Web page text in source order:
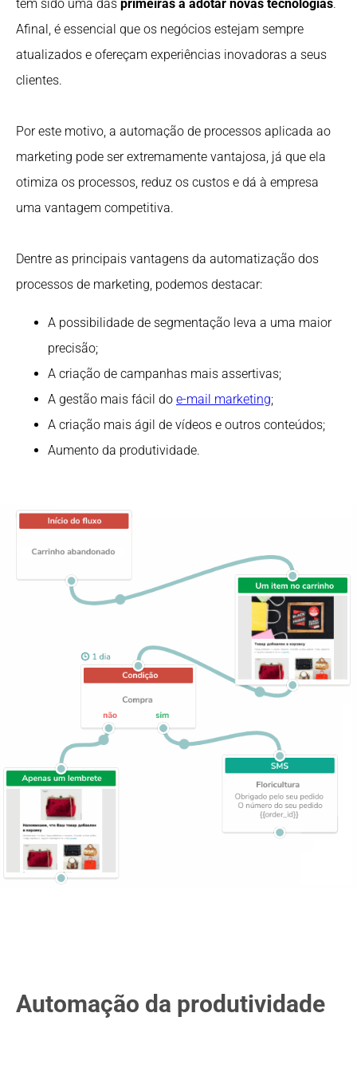
tem sido uma das primeiras a adotar novas tecnologias.
Afinal, é essencial que os negócios estejam sempre
atualizados e ofereçam experiências inovadoras a seus
clientes.
Por este motivo, a automação de processos aplicada ao
marketing pode ser extremamente vantajosa, já que ela
otimiza os processos, reduz os custos e dá à empresa
uma vantagem competitiva.
Dentre as principais vantagens da automatização dos
processos de marketing, podemos destacar:
A possibilidade de segmentação leva a uma maior
precisão;
A criação de campanhas mais assertivas;
A gestão mais fácil do e-mail marketing;
A criação mais ágil de vídeos e outros conteúdos;
Aumento da produtividade.
Automação da produtividade